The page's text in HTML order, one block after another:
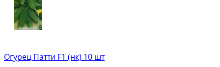
Огурец Патти F1 (нк) 10 шт